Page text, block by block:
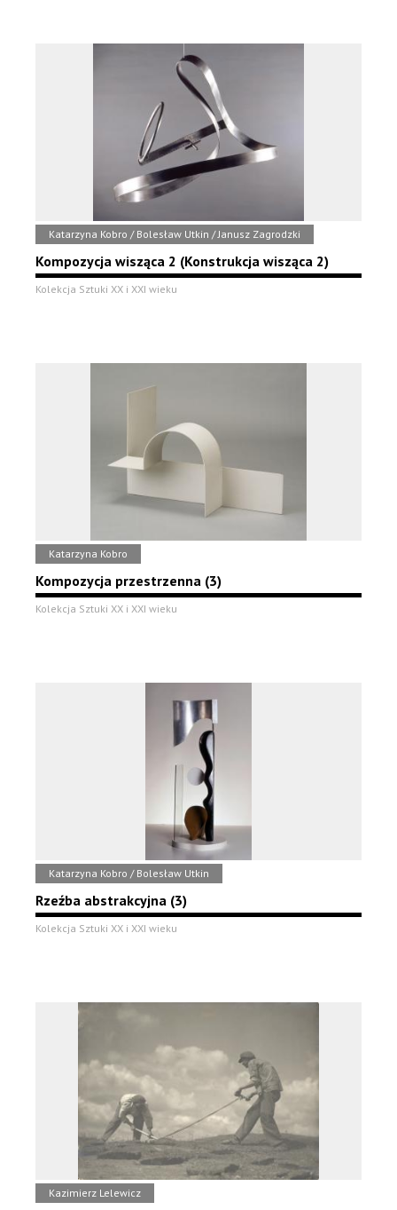
Katarzyna Kobro / Bolesław Utkin / Janusz Zagrodzki
Kompozycja wisząca 2 (Konstrukcja wisząca 2)
Kolekcja Sztuki XX i XXI wieku
Katarzyna Kobro
Kompozycja przestrzenna (3)
Kolekcja Sztuki XX i XXI wieku
Katarzyna Kobro / Bolesław Utkin
Rzeźba abstrakcyjna (3)
Kolekcja Sztuki XX i XXI wieku
Kazimierz Lelewicz